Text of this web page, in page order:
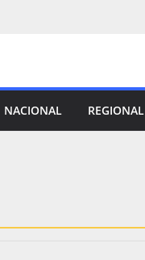
NACIONAL REGIONAL